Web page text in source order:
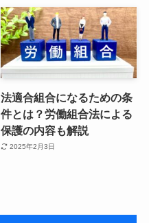
法適合組合になるための条
件とは？労働組合法による
保護の内容も解説
2025年2月3日